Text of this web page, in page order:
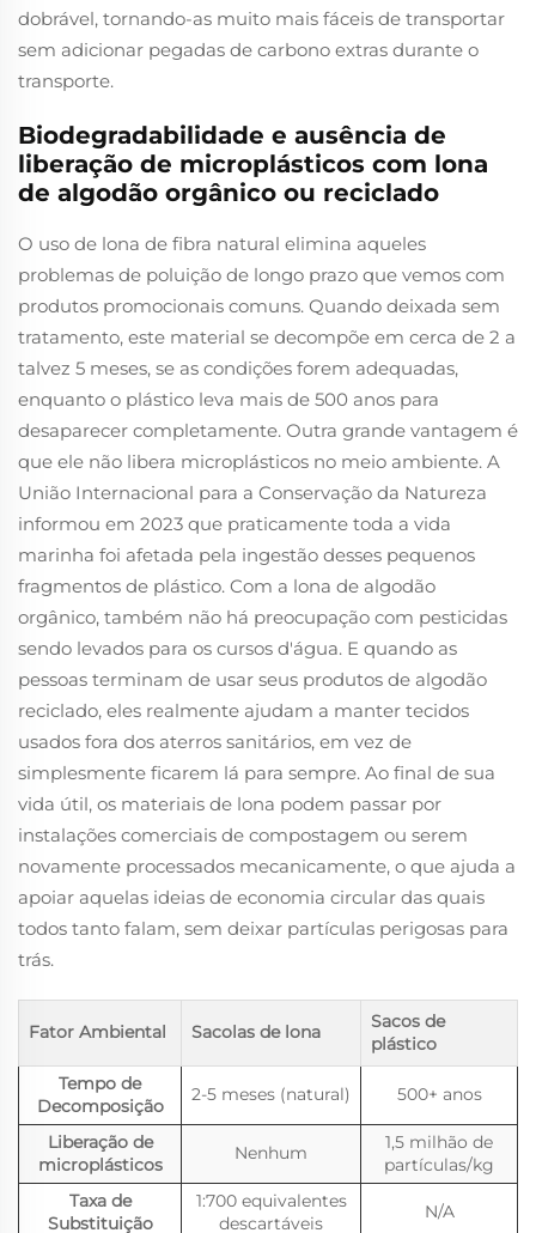
dobrável, tornando-as muito mais fáceis de transportar
sem adicionar pegadas de carbono extras durante o
transporte.
Biodegradabilidade e ausência de
liberação de microplásticos com lona
de algodão orgânico ou reciclado
O uso de lona de fibra natural elimina aqueles
problemas de poluição de longo prazo que vemos com
produtos promocionais comuns. Quando deixada sem
tratamento, este material se decompõe em cerca de 2 a
talvez 5 meses, se as condições forem adequadas,
enquanto o plástico leva mais de 500 anos para
desaparecer completamente. Outra grande vantagem é
que ele não libera microplásticos no meio ambiente. A
União Internacional para a Conservação da Natureza
informou em 2023 que praticamente toda a vida
marinha foi afetada pela ingestão desses pequenos
fragmentos de plástico. Com a lona de algodão
orgânico, também não há preocupação com pesticidas
sendo levados para os cursos d'água. E quando as
pessoas terminam de usar seus produtos de algodão
reciclado, eles realmente ajudam a manter tecidos
usados fora dos aterros sanitários, em vez de
simplesmente ficarem lá para sempre. Ao final de sua
vida útil, os materiais de lona podem passar por
instalações comerciais de compostagem ou serem
novamente processados mecanicamente, o que ajuda a
apoiar aquelas ideias de economia circular das quais
todos tanto falam, sem deixar partículas perigosas para
trás.
Fator Ambiental Sacolas de lona
Sacos de
plástico
Tempo de
Decomposição
2-5 meses (natural) 500+ anos
Liberação de
microplásticos
Nenhum
1,5 milhão de
partículas/kg
Taxa de
Substituição
1:700 equivalentes
descartáveis
N/A